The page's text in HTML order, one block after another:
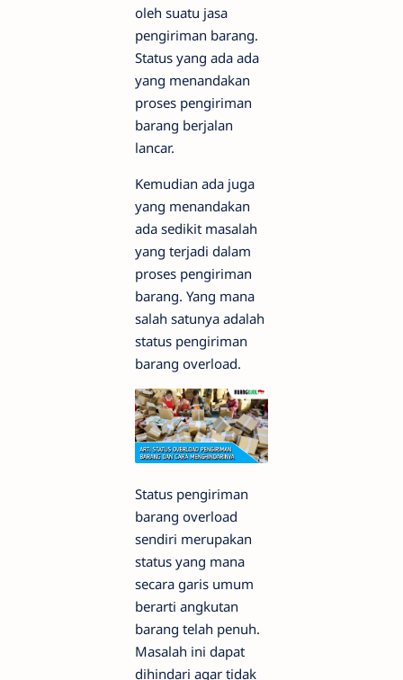
oleh suatu jasa
pengiriman barang.
Status yang ada ada
yang menandakan
proses pengiriman
barang berjalan
lancar.
Kemudian ada juga
yang menandakan
ada sedikit masalah
yang terjadi dalam
proses pengiriman
barang. Yang mana
salah satunya adalah
status pengiriman
barang overload.
Status pengiriman
barang overload
sendiri merupakan
status yang mana
secara garis umum
berarti angkutan
barang telah penuh.
Masalah ini dapat
dihindari agar tidak